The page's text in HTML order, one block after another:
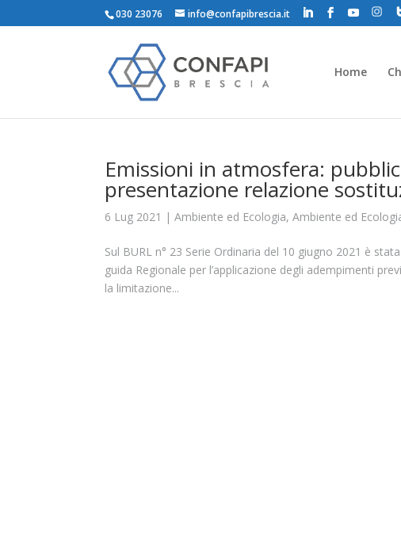
030 23076 info@confapibrescia.it
Home
Emissioni in atmosfera:
presentazione relazione
6 Lug 2021 | Ambiente ed Ecologia, Ambiente ed
Sul BURL n° 23 Serie Ordinaria del 10 giugno 2021 è
guida Regionale per l’applicazione degli adempimenti
la limitazione...